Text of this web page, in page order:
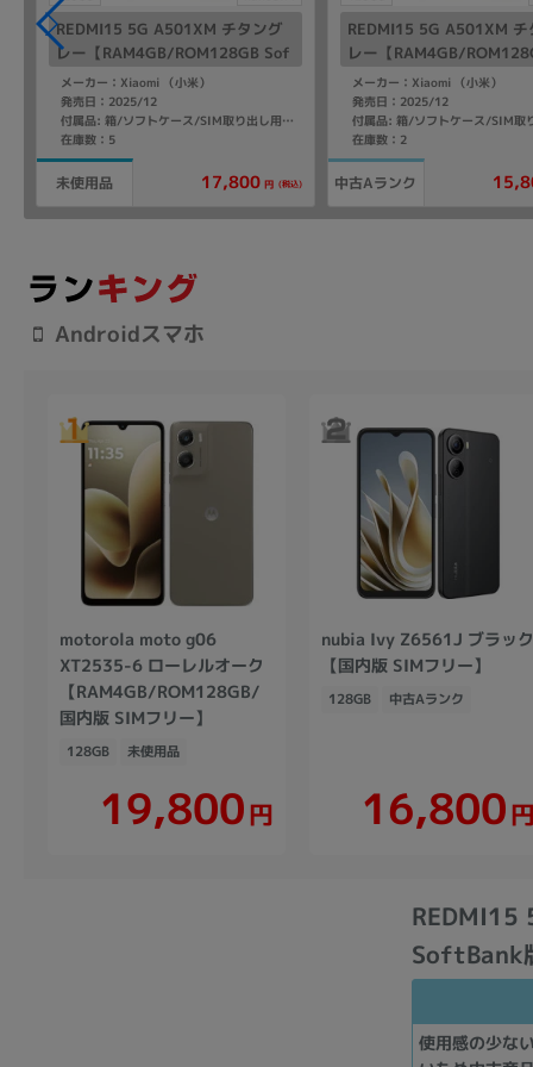
REDMI15 5G A501XM チタング
レー【RAM4GB/ROM128GB Sof
tBank版SIMフリー】
メーカー：Xiaomi （小米）
発売日：2025/12
付属品: 箱/ソフトケース/SIM取り出し用ピン/クイックスタートガイド
在庫数：5
未使用品 17,800 円 (税込)
REDMI15 5G A501XM チ
レー【RAM4GB/
tBank版SIMフリー】
メーカー：Xiaomi （小米）
発売日：2025/12
在庫数：2
中古Aランク
Androidスマホ
motorola moto g06
XT2535-6 ローレルオーク
【RAM4GB/ROM128GB/
国内版 SIMフリー】
128GB 未使用品
19,800円
nubia Ivy Z6561J ブラック
【国内版 SIMフリー】
128GB 中古Aランク
16,800円
REDMI15
SoftBank
使用感の少な